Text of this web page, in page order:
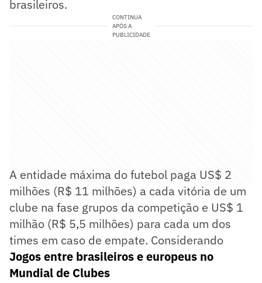
brasileiros.
CONTINUA
APÓS A
PUBLICIDADE
A entidade máxima do futebol paga US$ 2
milhões (R$ 11 milhões) a cada vitória de um
clube na fase grupos da competição e US$ 1
milhão (R$ 5,5 milhões) para cada um dos
times em caso de empate. Considerando
Jogos entre brasileiros e europeus no
Mundial de Clubes